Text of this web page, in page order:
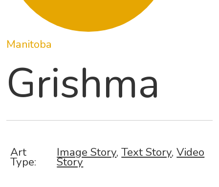
Manitoba
Grishma
Art
Type:
Image Story,Text Story,Video
Story